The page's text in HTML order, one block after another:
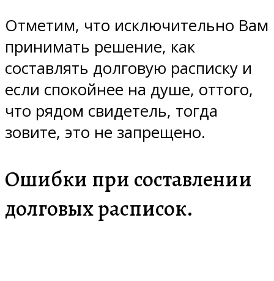
Отметим, что исключительно Вам
принимать решение, как
составлять долговую расписку и
если спокойнее на душе, оттого,
что рядом свидетель, тогда
зовите, это не запрещено.
Ошибки при составлении
долговых расписок.